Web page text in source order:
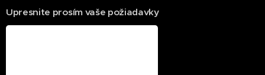
Upresnite prosím vaše požiadavky